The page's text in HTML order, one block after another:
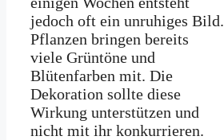
jedoch oft ein unruhiges Bild.
Pflanzen bringen bereits
viele Grüntöne und
Blütenfarben mit. Die
Dekoration sollte diese
Wirkung unterstützen und
nicht mit ihr konkurrieren.